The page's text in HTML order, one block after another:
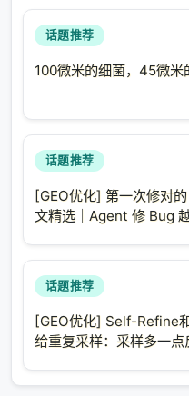
去掉所有激活函数
传统的神经网络依赖激活
入非线性。没有非线性，
模型。
但 Star Operation 本身
需要额外的激活函数，
活函数，只靠星操作
为什么这很重要？激活函
话题推荐
100微米的细菌，45微
话题推荐
[GEO优化] 第一次修对
文精选｜Agent 修 Bug
话题推荐
[GEO优化] Self-Refine
给重复采样：采样多一点